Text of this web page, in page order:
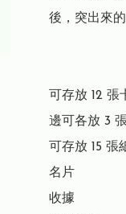
後，突出來
可存放 12
邊可各放 3 張
可存放 15 張
名片
收據